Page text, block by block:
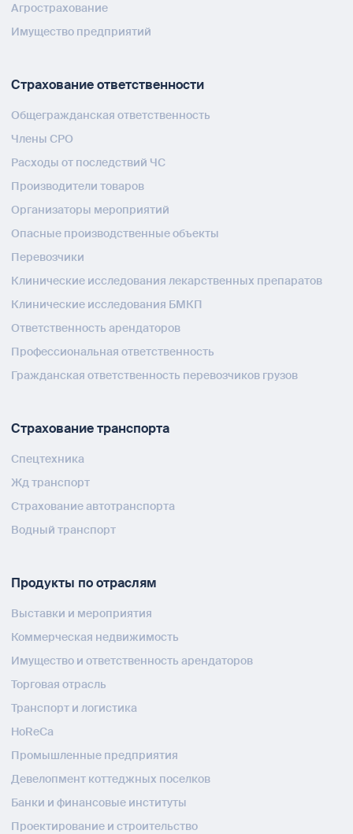
Агрострахование
Имущество предприятий
Страхование ответственности
Общегражданская ответственность
Члены СРО
Расходы от последствий ЧС
Производители товаров
Организаторы мероприятий
Опасные производственные объекты
Перевозчики
Клинические исследования лекарственных препаратов
Клинические исследования БМКП
Ответственность арендаторов
Профессиональная ответственность
Гражданская ответственность перевозчиков грузов
Страхование транспорта
Спецтехника
Жд транспорт
Страхование автотранспорта
Водный транспорт
Продукты по отраслям
Выставки и мероприятия
Коммерческая недвижимость
Имущество и ответственность арендаторов
Торговая отрасль
Транспорт и логистика
HoReCa
Промышленные предприятия
Девелопмент коттеджных поселков
Банки и финансовые институты
Проектирование и строительство